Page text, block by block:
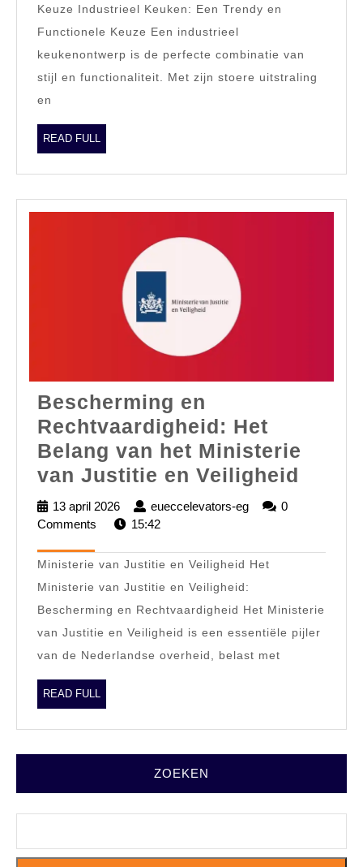
Industrieel
Keuken
Stijl
Keuze Industrieel Keuken: Een Trendy en
Functionele Keuze Een industrieel
keukenontwerp is de perfecte combinatie van
stijl en functionaliteit. Met zijn stoere uitstraling
en
READ FULL
FULL
Bescherming en
Rechtvaardigheid: Het
Belang van het Ministerie
van Justitie en Veiligheid
Het
het
13 april 2026
13
april
eueccelevators-eg
eueccelevators-
0
Comments
15:42
Ministerie van Justitie en Veiligheid Het
Ministerie van Justitie en Veiligheid:
Bescherming en Rechtvaardigheid Het Ministerie
van Justitie en Veiligheid is een essentiële pijler
van de Nederlandse overheid, belast met
READ FULL
FULL
ZOEKEN